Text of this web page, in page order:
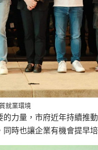
就業環境
力量，市府近年持續推
時也讓企業有機會提早